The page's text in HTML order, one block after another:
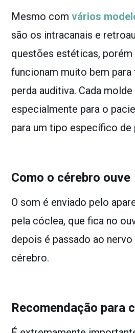
Mesmo comvários
são os intracanais e
questões estéticas, porém
funcionam muito bem
perda auditiva. Cada
especialmente para o
para um tipo específico de
Como o cérebro ouve
O som é enviado pelo
pela cóclea, que fica no
depois é passado ao
cérebro.
Recomendação para